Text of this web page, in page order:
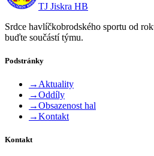
TJ Jiskra HB
Srdce havlíčkobrodského sportu od
buďte součástí týmu.
Podstránky
→ Aktuality
→Oddíly
→Obsazenost hal
→Kontakt
Kontakt